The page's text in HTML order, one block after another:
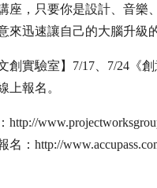
座，只要你是設計、音樂
來迅速讓自己的大腦升級
創實驗室】7/17、7/24《
上報名。
http://
名：http://